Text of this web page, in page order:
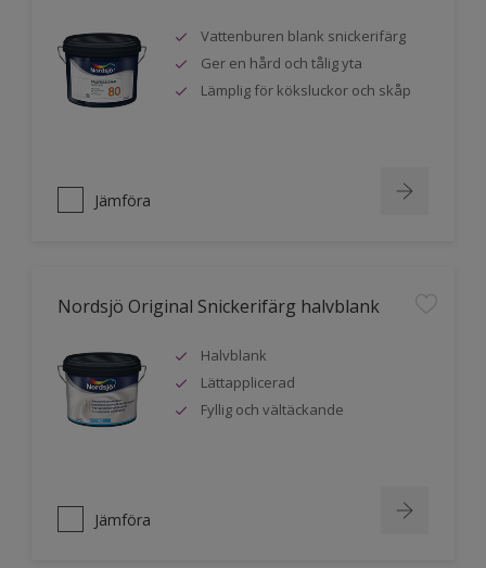
Vattenburen blank snickerifärg
Ger en hård och tålig yta
Lämplig för köksluckor och skåp
Jämföra
Nordsjö Original Snickerifärg halvblank
Halvblank
Lättapplicerad
Fyllig och vältäckande
Jämföra